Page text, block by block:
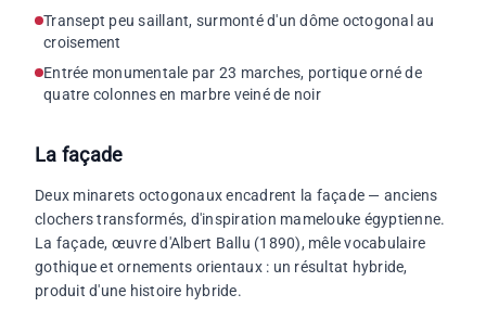
Transept peu saillant, surmonté d'un dôme octogonal au
croisement
Entrée monumentale par 23 marches, portique orné de
quatre colonnes en marbre veiné de noir
La façade
Deux minarets octogonaux encadrent la façade — anciens
clochers transformés, d'inspiration mamelouke égyptienne.
La façade, œuvre d'Albert Ballu (1890), mêle vocabulaire
gothique et ornements orientaux : un résultat hybride,
produit d'une histoire hybride.